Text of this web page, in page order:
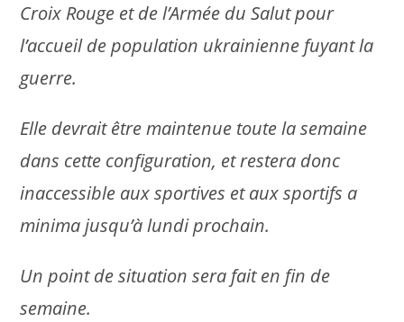
Croix Rouge et de l’Armée du Salut pour
l’accueil de population ukrainienne fuyant la
guerre.
Elle devrait être maintenue toute la semaine
dans cette configuration, et restera donc
inaccessible aux sportives et aux sportifs a
minima jusqu’à lundi prochain.
Un point de situation sera fait en fin de
semaine.